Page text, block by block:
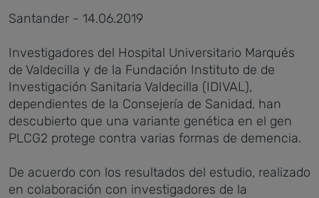
Santander - 14.06.2019
Investigadores del Hospital Universitario Marqués
de Valdecilla y de la Fundación Instituto de de
Investigación Sanitaria Valdecilla (IDIVAL),
dependientes de la Consejería de Sanidad, han
descubierto que una variante genética en el gen
PLCG2 protege contra varias formas de demencia.
De acuerdo con los resultados del estudio, realizado
en colaboración con investigadores de la